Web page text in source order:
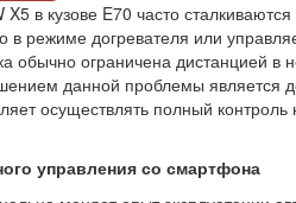
в кузове E70 часто
режиме догревателя или
обычно ограничена дистанцией в
данной проблемы является
осуществлять полный
управления со смартфона